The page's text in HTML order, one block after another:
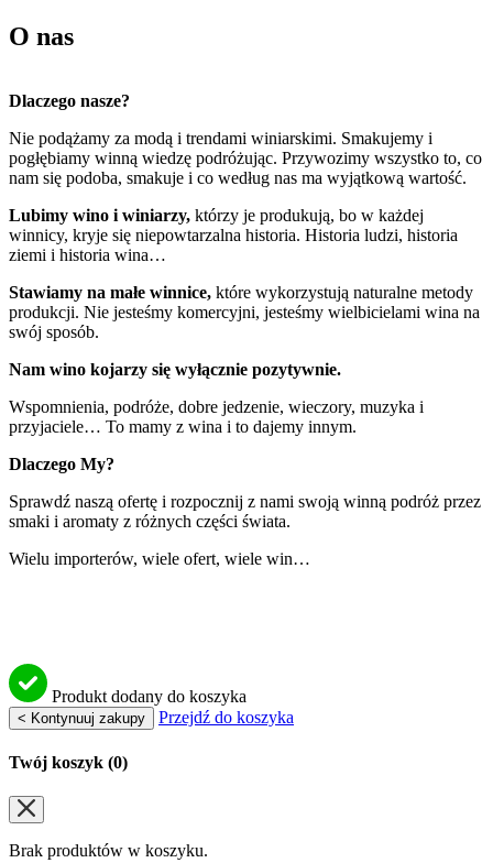
O nas
Dlaczego nasze?
Nie podążamy za modą i trendami winiarskimi. Smakujemy i
pogłębiamy winną wiedzę podróżując. Przywozimy wszystko to, co
nam się podoba, smakuje i co według nas ma wyjątkową wartość.
Lubimy wino i winiarzy, którzy je produkują, bo w każdej
winnicy, kryje się niepowtarzalna historia. Historia ludzi, historia
ziemi i historia wina…
Stawiamy na małe winnice, które wykorzystują naturalne metody
produkcji. Nie jesteśmy komercyjni, jesteśmy wielbicielami wina na
swój sposób.
Nam wino kojarzy się wyłącznie pozytywnie.
Wspomnienia, podróże, dobre jedzenie, wieczory, muzyka i
przyjaciele… To mamy z wina i to dajemy innym.
Dlaczego My?
Sprawdź naszą ofertę i rozpocznij z nami swoją winną podróż przez
smaki i aromaty z różnych części świata.
Wielu importerów, wiele ofert, wiele win…
Produkt dodany do koszyka
< Kontynuuj zakupy Przejdź do koszyka
Twój koszyk (0)
Brak produktów w koszyku.